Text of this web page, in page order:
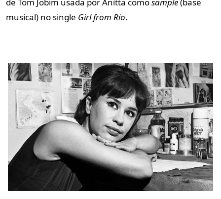
musical) no single Girl from Rio.